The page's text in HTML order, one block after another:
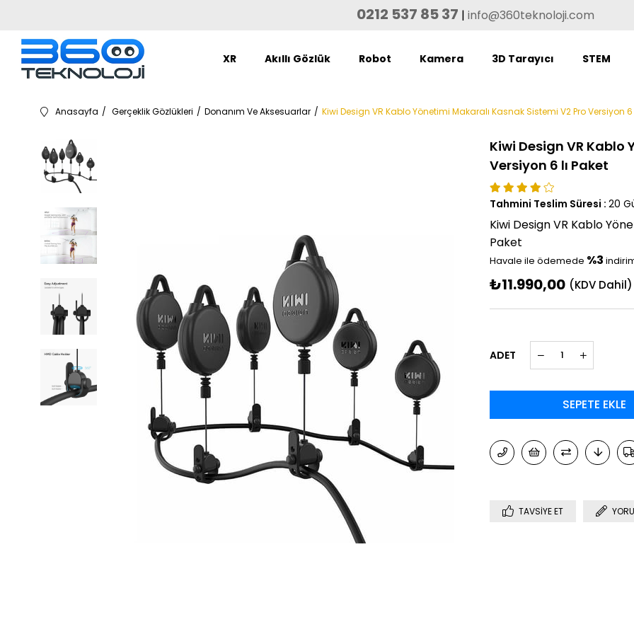
0212 537 85 37 | info@360teknoloji.com
XR Akıllı Gözlük Robot Kamera 3D Tarayıcı STEM
Anasayfa Gerçeklik Gözlükleri Donanım Ve Aksesuarlar Kiwi Design VR Kablo Yönetimi Makaralı Kasnak Sistemi V2 Pro Versiyon 6
Kiwi Design VR Kablo
Versiyon 6 lı Paket
Tahmini Teslim Süresi : 20
Kiwi Design VR Kablo
Paket
Havale ile ödemede %3
₺11.990,00 (KDV Dahil)
ADET
TAVSIYE ET